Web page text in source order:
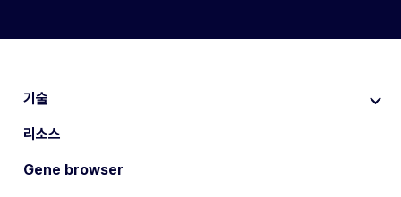
기술
리소스
Gene browser